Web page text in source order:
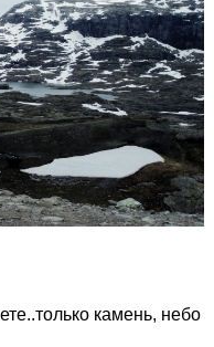
камень, небо